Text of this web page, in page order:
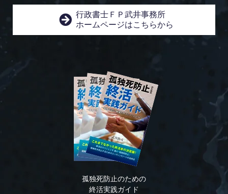
行政書士ＦＰ武井事務所
ホームページはこちらから
孤独死防止のための
終活実践ガイド